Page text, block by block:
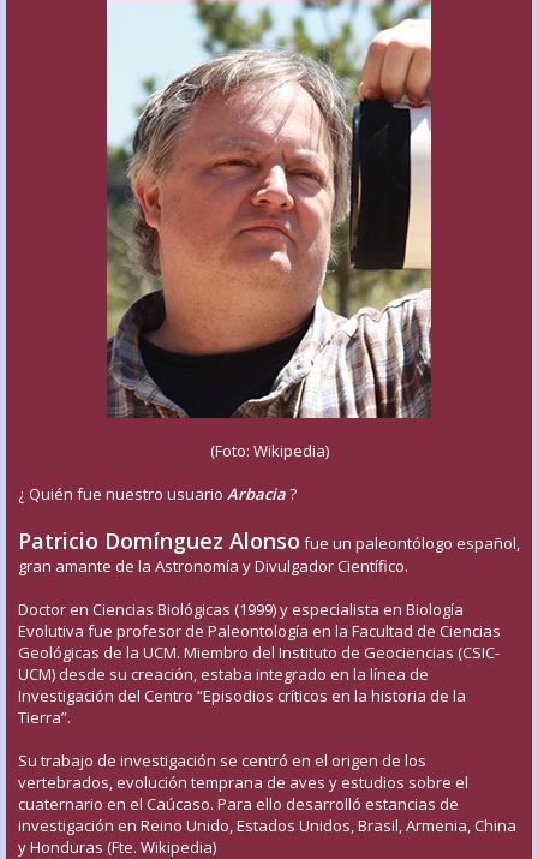
(Foto: Wikipedia)
¿ Quién fue nuestro usuario Arbacia?
Patricio Domínguez Alonso fue un paleontólogo español,
gran amante de la Astronomía y Divulgador Científico.
Doctor en Ciencias Biológicas (1999) y especialista en Biología
Evolutiva fue profesor de Paleontología en la Facultad de Ciencias
Geológicas de la UCM. Miembro del Instituto de Geociencias (CSIC-
UCM) desde su creación, estaba integrado en la línea de
Investigación del Centro “Episodios críticos en la historia de la
Tierra”.
Su trabajo de investigación se centró en el origen de los
vertebrados, evolución temprana de aves y estudios sobre el
cuaternario en el Caúcaso. Para ello desarrolló estancias de
investigación en Reino Unido, Estados Unidos, Brasil, Armenia, China
y Honduras (Fte. Wikipedia)